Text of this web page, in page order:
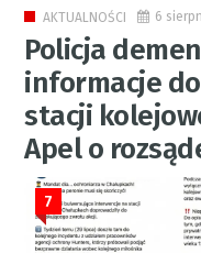
AKTUALNOŚCI 6
Policja
informacje
stacji
Apel o
7